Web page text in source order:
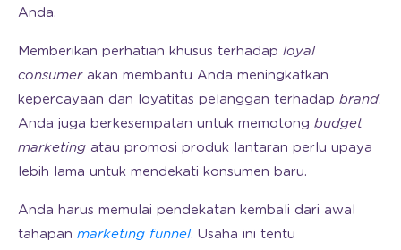
Anda.
Memberikan perhatian khusus terhadap loyal
consumerakan membantu Anda meningkatkan
kepercayaan dan loyatitas pelanggan terhadap brand.
Anda juga berkesempatan untuk memotong budget
marketing atau promosi produk lantaran perlu upaya
lebih lama untuk mendekati konsumen baru.
Anda harus memulai pendekatan kembali dari awal
tahapan marketing funnel. Usaha ini tentu